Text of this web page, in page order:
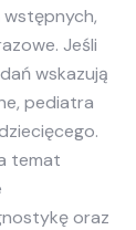
Jeśli
wskazują
pediatra
temat
oraz